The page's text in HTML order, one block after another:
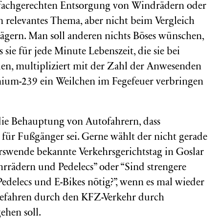
Entsorgung von Windrädern oder
relevantes Thema, aber nicht beim Vergleich
Man soll anderen nichts Böses wünschen,
sie für jede Minute Lebenszeit, die sie bei
multipliziert mit der Zahl der Anwesenden
239 ein Weilchen im Fegefeuer verbringen
Behauptung von Autofahrern, dass
Fußgänger sei. Gerne wählt der nicht gerade
bekannte Verkehrsgerichtstag in Goslar
und Pedelecs” oder “Sind strengere
und E-Bikes nötig?”, wenn es mal wieder
durch den KFZ-Verkehr durch
soll.